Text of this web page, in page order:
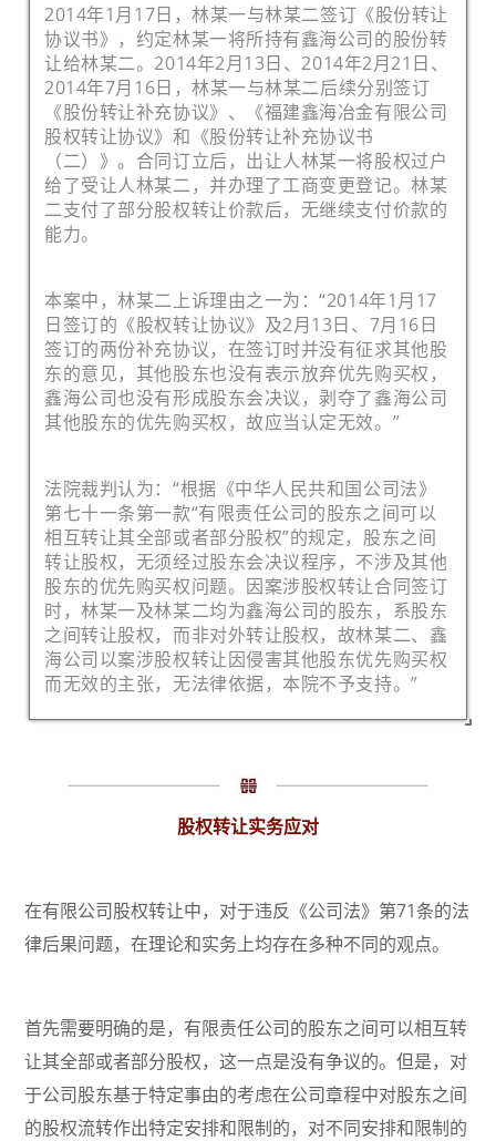
2014年1月17日，林某一与林某二签订《股份转让
协议书》，约定林某一将所持有鑫海公司的股份转
让给林某二。2014年2月13日、2014年2月21日、
2014年7月16日，林某一与林某二后续分别签订
《股份转让补充协议》、《福建鑫海冶金有限公司
股权转让协议》和《股份转让补充协议书
（二）》。合同订立后，出让人林某一将股权过户
给了受让人林某二，并办理了工商变更登记。林某
二支付了部分股权转让价款后，无继续支付价款的
能力。
本案中，林某二上诉理由之一为：“2014年1月17
日签订的《股权转让协议》及2月13日、7月16日
签订的两份补充协议，在签订时并没有征求其他股
东的意见，其他股东也没有表示放弃优先购买权，
鑫海公司也没有形成股东会决议，剥夺了鑫海公司
其他股东的优先购买权，故应当认定无效。”
法院裁判认为：“根据《中华人民共和国公司法》
第七十一条第一款“有限责任公司的股东之间可以
相互转让其全部或者部分股权”的规定，股东之间
转让股权，无须经过股东会决议程序，不涉及其他
股东的优先购买权问题。因案涉股权转让合同签订
时，林某一及林某二均为鑫海公司的股东，系股东
之间转让股权，而非对外转让股权，故林某二、鑫
海公司以案涉股权转让因侵害其他股东优先购买权
而无效的主张，无法律依据，本院不予支持。”
股权转让实务应对
在有限公司股权转让中，对于违反《公司法》第71条的法
律后果问题，在理论和实务上均存在多种不同的观点。
首先需要明确的是，有限责任公司的股东之间可以相互转
让其全部或者部分股权，这一点是没有争议的。但是，对
于公司股东基于特定事由的考虑在公司章程中对股东之间
的股权流转作出特定安排和限制的，对不同安排和限制的